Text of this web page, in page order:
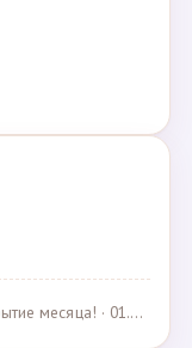
месяца! · 01.04.2021